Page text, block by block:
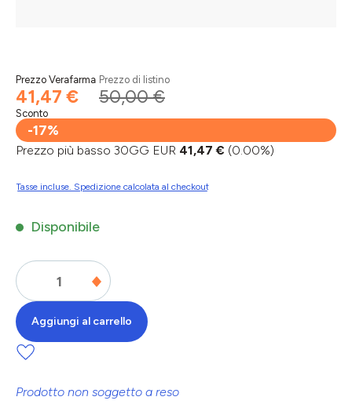
Prezzo Verafarma
41,47 €
Prezzo di listino
50,00 €
Sconto
-17%
Prezzo più basso 30GG EUR 41,47 € (0.00%)
Tasse incluse. Spedizione calcolata al checkout
Disponibile
Aggiungi al carrello
Prodotto non soggetto a reso